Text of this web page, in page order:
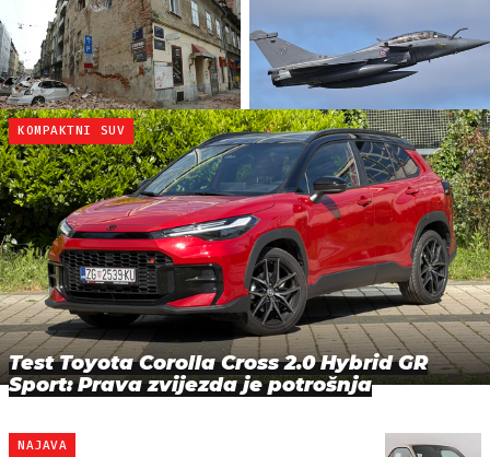
KOMPAKTNI SUV
Test Toyota Corolla Cross 2.0 Hybrid GR
Sport: Prava zvijezda je potrošnja
NAJAVA